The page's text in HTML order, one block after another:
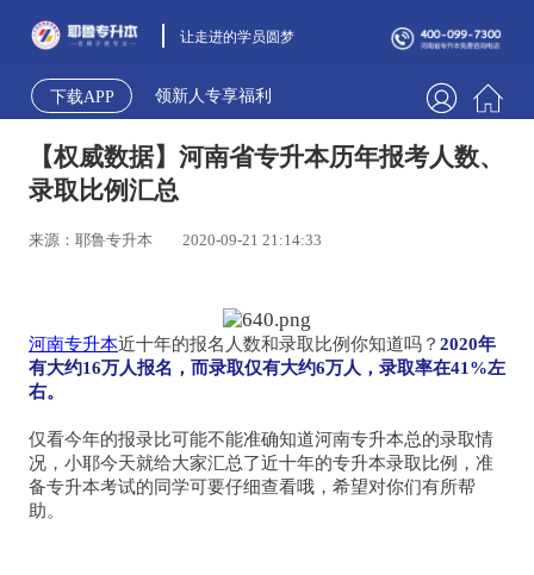
让走进的学员圆梦
下载APP 领新人专享福利
【权威数据】河南省专升本历年报考人数、
录取比例汇总
来源：耶鲁专升本 2020-09-21 21:14:33
河南专升本近十年的报名人数和录取比例你知道吗？ 2020年
有大约16万人报名，而录取仅有大约6万人，录取率在41%左
右。
仅看今年的报录比可能不能准确知道河南专升本总的录取情
况，小耶今天就给大家汇总了近十年的专升本录取比例，准
备专升本考试的同学可要仔细查看哦，希望对你们有所帮
助。